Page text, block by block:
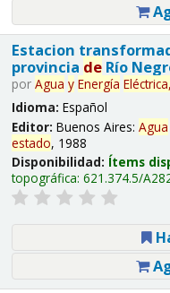
Estacion
provincia deRío
por Agua y Energía Eléctrica,
Idioma: Español
Editor: Buenos Aires: Agua
estado, 1988
Disponibilidad: Ítems
topográfica: 621.374.5/